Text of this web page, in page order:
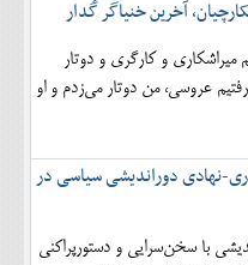
آخرین خنیاگر گُدار
میراشکاری و کارگری و دوتار
عروسی، من دوتار می‌زدم و او
نهادی دوراندیشی سیاسی در
با سخن‌سرایی و دستورپراکنی